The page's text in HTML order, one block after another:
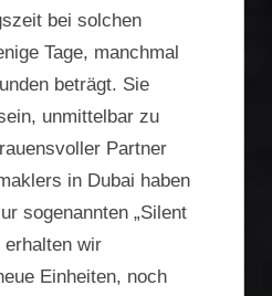
bei solchen
Tage, manchmal
beträgt. Sie
unmittelbar zu
Partner
in Dubai haben
sogenannten „Silent
erhalten wir
Einheiten, noch